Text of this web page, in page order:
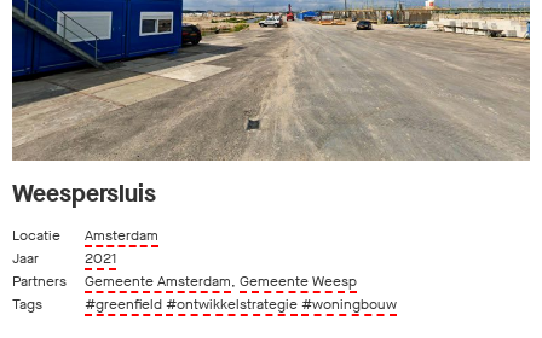
Weespersluis
Locatie
Amsterdam
Jaar
2021
Partners
Gemeente Amsterdam, Gemeente Weesp
Tags
#greenfield#ontwikkelstrategie#woningbouw